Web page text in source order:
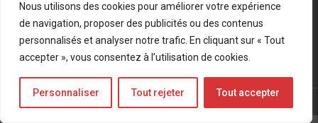
Nous utilisons des cookies pour améliorer votre expérience
de navigation, proposer des publicités ou des contenus
personnalisés et analyser notre trafic. En cliquant sur « Tout
accepter », vous consentez à l’utilisation de cookies.
Personnaliser Tout rejeter Tout accepter
Mentions légales-Politique de confidentialité
Bluesky
LinkedIn
Twitter
© Forces Operations Blog - 2022